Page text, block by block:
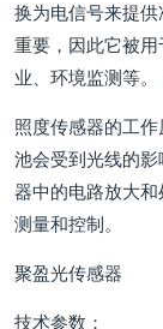
换为电信号来提
重要，因此它被
业、环境监测等。
照度传感器的工
池会受到光线的
器中的电路放大
测量和控制。
聚盈光传感器
技术参数：